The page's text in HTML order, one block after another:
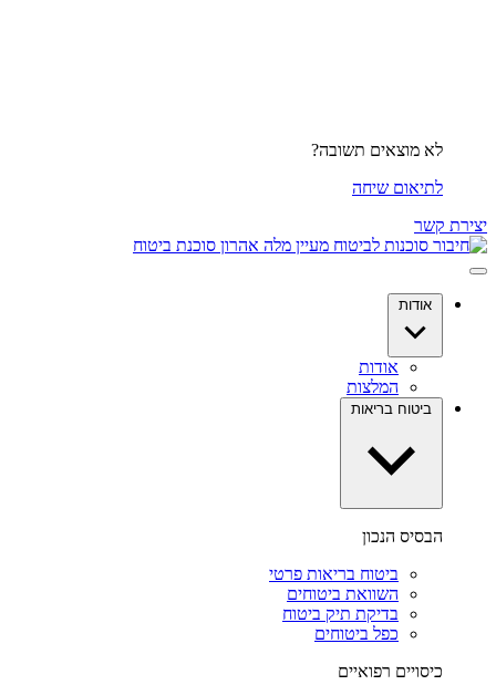
לא מוצאים תשובה?
לתיאום שיחה
יצירת קשר
אודות
אודות
המלצות
ביטוח בריאות
הבסיס הנכון
ביטוח בריאות פרטי
השוואת ביטוחים
בדיקת תיק ביטוח
כפל ביטוחים
כיסויים רפואיים